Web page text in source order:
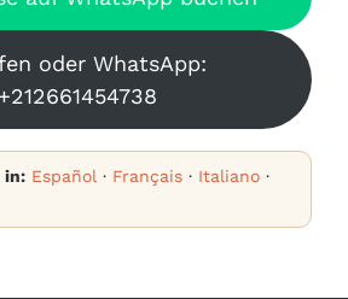
oder WhatsApp:
+212661454738
in: Español · Français · Italiano ·